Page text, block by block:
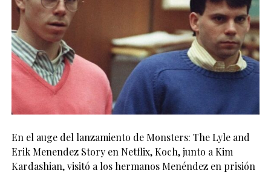
En el auge del lanzamiento de Monsters: The Lyle and
Erik Menendez Story en Netflix, Koch, junto a Kim
Kardashian, visitó a los hermanos Menéndez en prisión